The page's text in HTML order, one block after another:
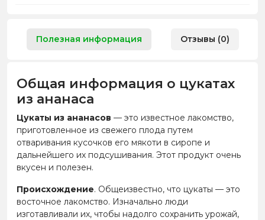
Полезная информация Отзывы (0)
Общая информация о цукатах
из ананаса
Цукаты из ананасов — это известное лакомство,
приготовленное из свежего плода путем
отваривания кусочков его мякоти в сиропе и
дальнейшего их подсушивания. Этот продукт очень
вкусен и полезен.
Происхождение. Общеизвестно, что цукаты — это
восточное лакомство. Изначально люди
изготавливали их, чтобы надолго сохранить урожай,